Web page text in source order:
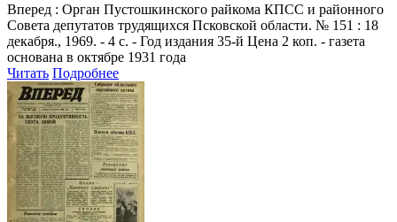
Вперед : Орган Пустошкинского райкома КПСС и районного
Совета депутатов трудящихся Псковской области. № 151 : 18
декабря., 1969. - 4 с. - Год издания 35-й Цена 2 коп. - газета
основана в октябре 1931 года
Читать Подробнее